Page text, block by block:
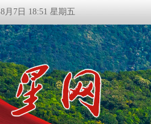
月7日 18:51 星期五